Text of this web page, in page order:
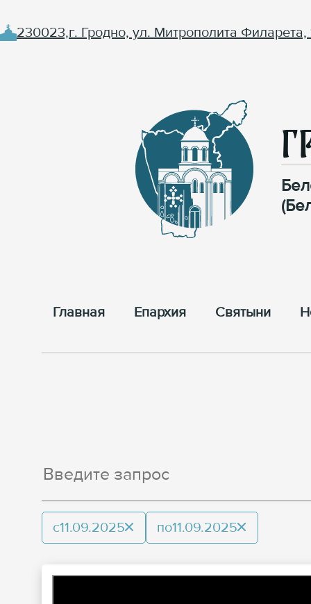
230023,г. Гродно, ул. Митрополита Филарета,
Главная Епархия Cвятыни
с11.09.2025 по11.09.2025